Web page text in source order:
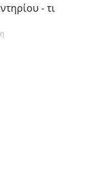
- τι